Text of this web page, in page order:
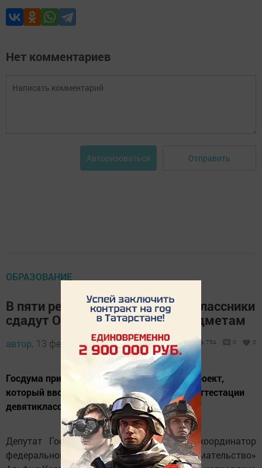
Нет комментариев
Авторизоваться Отправить
ОБРАЗОВАНИЕ
В пяти регионах России девятиклассники
сдадут ОГЭ только по двум предметам
автор, 13 февраля 2025 - 09:02 754 0 0
Госдума приняла в первом чтении законопроект,
который вводит новый порядок итоговой аттестации
девятиклассников.
Депутат Государственной Думы РФ и координатор
федерального партпроекта «Предпринимательство»